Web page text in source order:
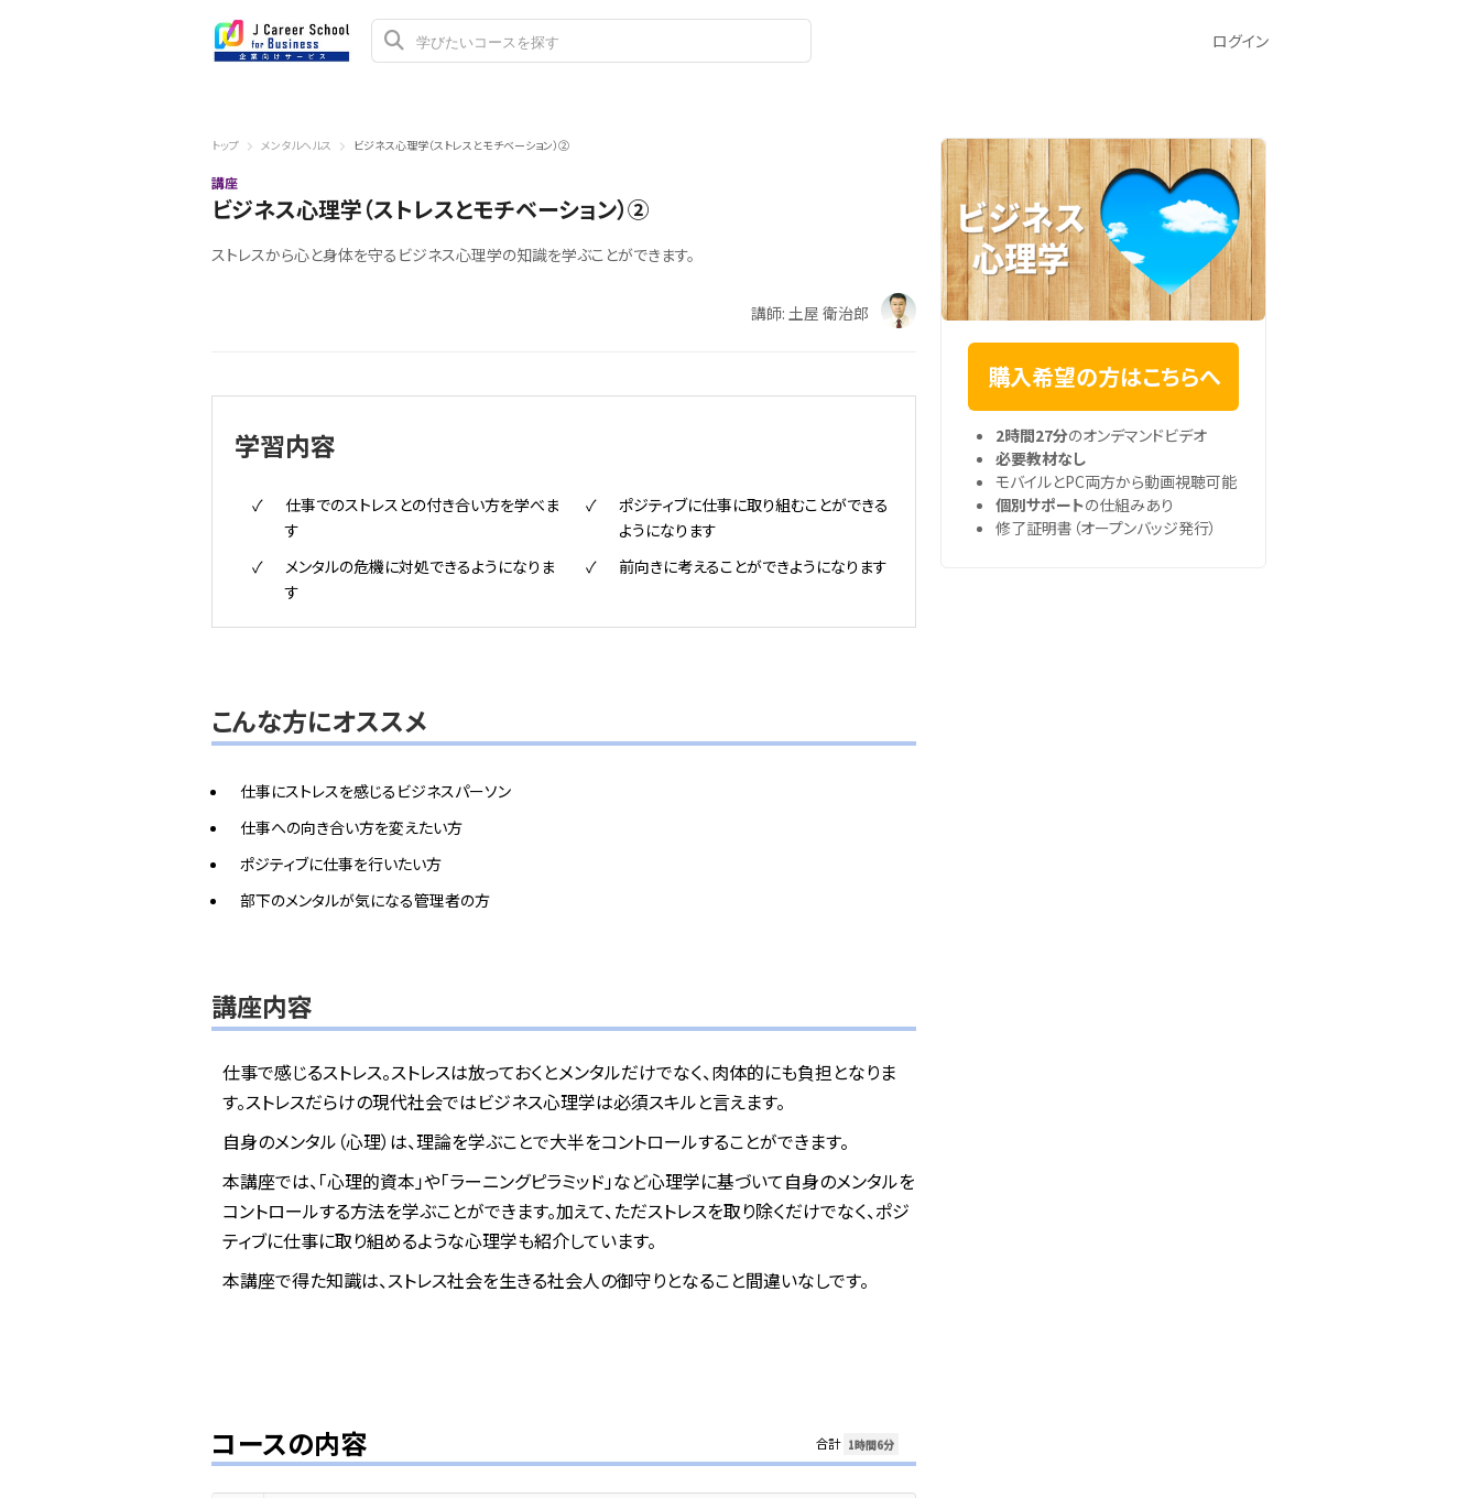
ログイン
トップ メンタルヘルス ビジネス心理学（ストレスとモチベーション）②
講座
ビジネス心理学（ストレスとモチベーション）②
ストレスから心と身体を守るビジネス心理学の知識を学ぶことができます。
講師: 土屋 衛治郎
学習内容
仕事でのストレスとの付き合い方を学べま
す
ポジティブに仕事に取り組むことができる
ようになります
メンタルの危機に対処できるようになりま
す
前向きに考えることができようになります
こんな方にオススメ
仕事にストレスを感じるビジネスパーソン
仕事への向き合い方を変えたい方
ポジティブに仕事を行いたい方
部下のメンタルが気になる管理者の方
講座内容
仕事で感じるストレス。ストレスは放っておくとメンタルだけでなく、肉体的にも負担となりま
す。ストレスだらけの現代社会ではビジネス心理学は必須スキルと言えます。
自身のメンタル（心理）は、理論を学ぶことで大半をコントロールすることができます。
本講座では、「心理的資本」や「ラーニングピラミッド」など心理学に基づいて自身のメンタルを
コントロールする方法を学ぶことができます。加えて、ただストレスを取り除くだけでなく、ポジ
ティブに仕事に取り組めるような心理学も紹介しています。
本講座で得た知識は、ストレス社会を生きる社会人の御守りとなること間違いなしです。
コースの内容 合計 1時間6分
購入希望の方はこちらへ
2時間27分のオンデマンドビデオ
必要教材なし
モバイルとPC両方から動画視聴可能
個別サポートの仕組みあり
修了証明書（オープンバッジ発行）